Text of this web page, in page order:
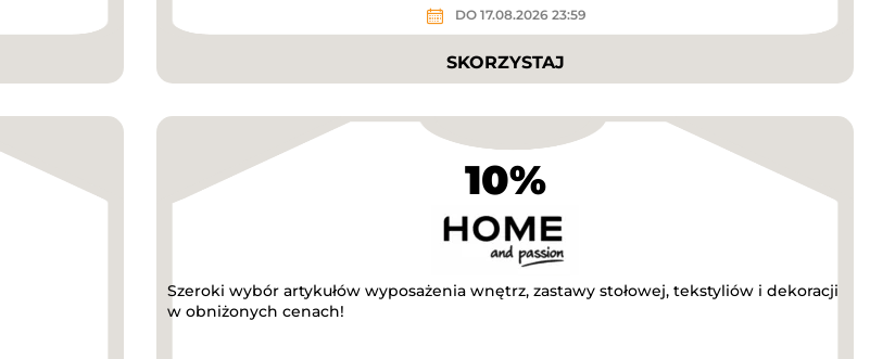
DO 17.08.2026 23:59
SKORZYSTAJ
10%
Szeroki wybór artykułów wyposażenia wnętrz, zastawy stołowej, tekstyliów i dekoracji
w obniżonych cenach!